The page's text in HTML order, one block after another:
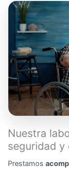
Nuestra
seguridad y
Prestamos